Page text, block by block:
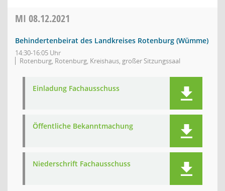
MI 08.12.2021
Behindertenbeirat des Landkreises Rotenburg (Wümme)
14:30-16:05 Uhr
Rotenburg, Rotenburg, Kreishaus, großer Sitzungssaal
Einladung Fachausschuss
Öffentliche Bekanntmachung
Niederschrift Fachausschuss